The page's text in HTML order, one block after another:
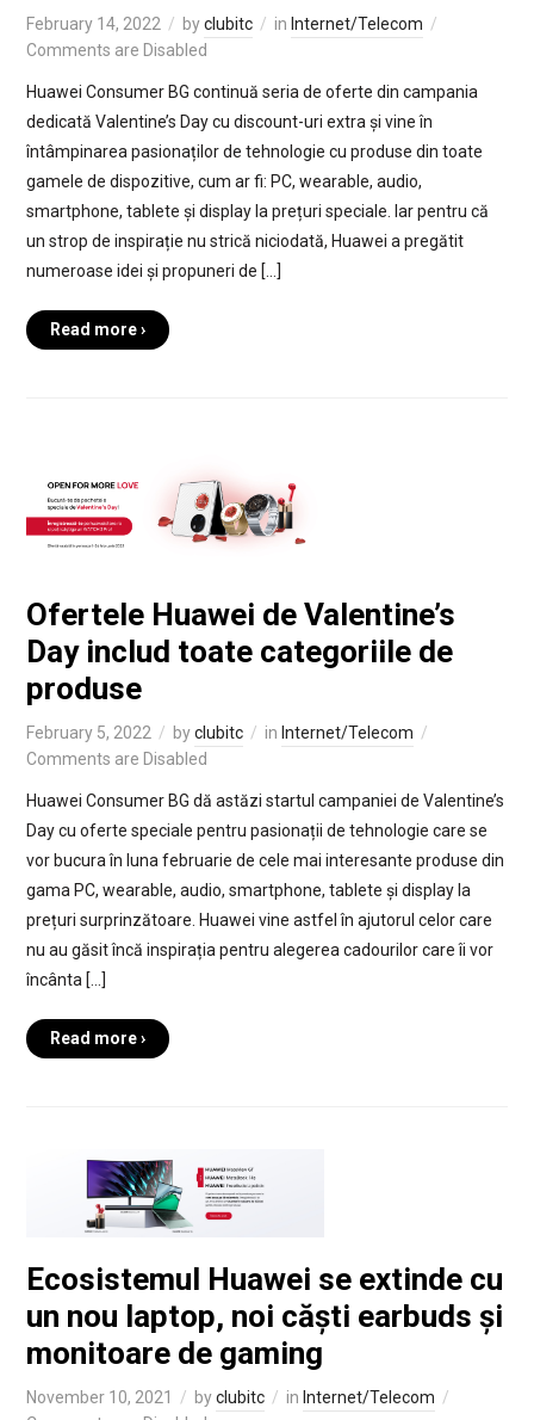
February 14, 2022 byclubitc in Internet/Telecom
Comments are Disabled
Huawei Consumer BG continuă seria de oferte din campania
dedicată Valentine’s Day cu discount-uri extra și vine în
întâmpinarea pasionaților de tehnologie cu produse din toate
gamele de dispozitive, cum ar fi: PC, wearable, audio,
smartphone, tablete și display la prețuri speciale. Iar pentru că
un strop de inspirație nu strică niciodată, Huawei a pregătit
numeroase idei și propuneri de […]
Read more ›
Ofertele Huawei de Valentine’s
Day includ toate categoriile de
produse
February 5, 2022 byclubitc in Internet/Telecom
Comments are Disabled
Huawei Consumer BG dă astăzi startul campaniei de Valentine’s
Day cu oferte speciale pentru pasionații de tehnologie care se
vor bucura în luna februarie de cele mai interesante produse din
gama PC, wearable, audio, smartphone, tablete și display la
prețuri surprinzătoare. Huawei vine astfel în ajutorul celor care
nu au găsit încă inspirația pentru alegerea cadourilor care îi vor
încânta […]
Read more ›
Ecosistemul Huawei se extinde cu
un nou laptop, noi căști earbuds și
monitoare de gaming
November 10, 2021 byclubitc in Internet/Telecom